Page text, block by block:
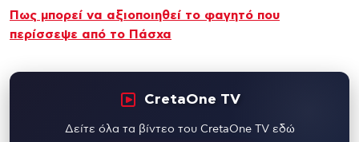
Πως μπορεί να αξιοποιηθεί το φαγητό που
περίσσεψε από το Πάσχα
CretaOne TV
Δείτε όλα τα βίντεο του CretaOne TV εδώ